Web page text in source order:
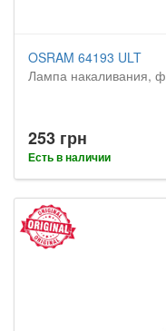
OSRAM 64193 ULT
Лампа накаливания,
253 грн
Есть в наличии